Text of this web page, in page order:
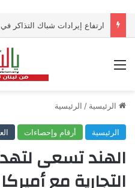
الرئيسية / الرئيسية
الرئيسية أرقام وإحصاءات
الهند تسعى
التجارية مع أميركا